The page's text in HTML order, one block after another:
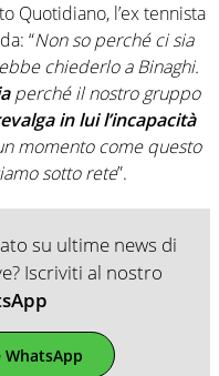
Quotidiano, l’ex tennista
“Non so perché ci sia
chiederlo a Binaghi.
perché il nostro gruppo
in lui l’incapacità
momento come questo
sotto rete”.
su ultime news di
Iscriviti al nostro